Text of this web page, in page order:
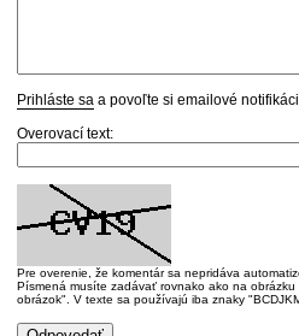
Prihláste sa a povoľte si emailové
Overovací text:
Pre overenie, že komentár sa nepridáva
Písmená musíte zadávať rovnako ako na
obrázok". V texte sa používajú iba znaky